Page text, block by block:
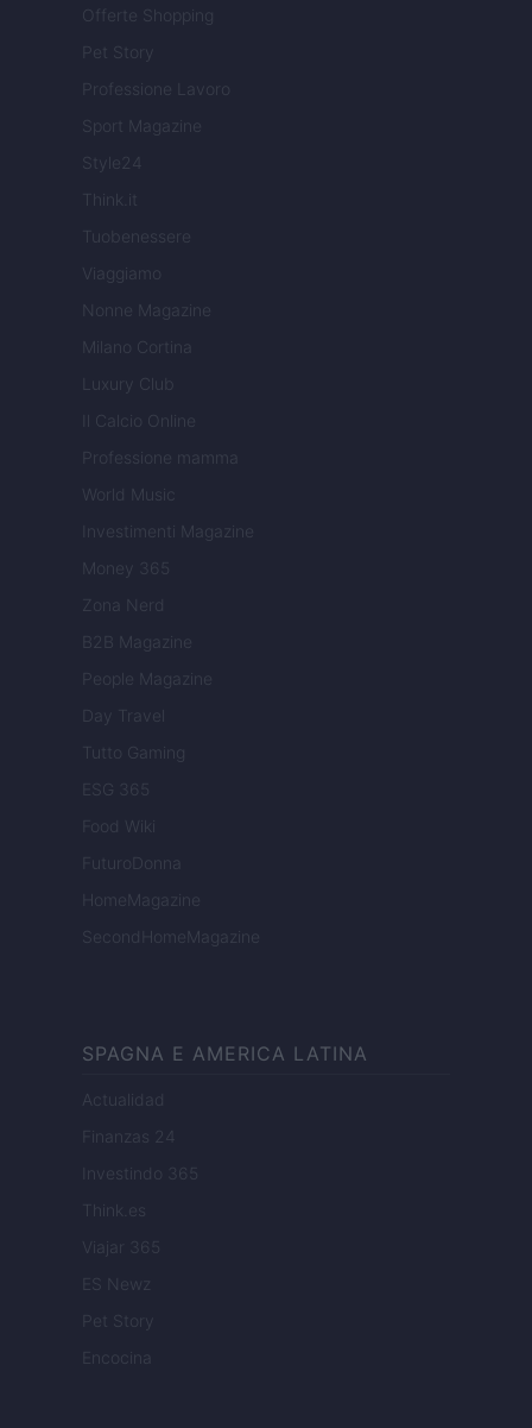
Offerte Shopping
Pet Story
Professione Lavoro
Sport Magazine
Style24
Think.it
Tuobenessere
Viaggiamo
Nonne Magazine
Milano Cortina
Luxury Club
Il Calcio Online
Professione mamma
World Music
Investimenti Magazine
Money 365
Zona Nerd
B2B Magazine
People Magazine
Day Travel
Tutto Gaming
ESG 365
Food Wiki
FuturoDonna
HomeMagazine
SecondHomeMagazine
SPAGNA E AMERICA LATINA
Actualidad
Finanzas 24
Investindo 365
Think.es
Viajar 365
ES Newz
Pet Story
Encocina